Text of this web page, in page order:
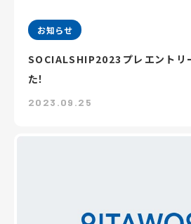
お知らせ
SOCIALSHIP2023プレエントリ
た！
2023.09.25